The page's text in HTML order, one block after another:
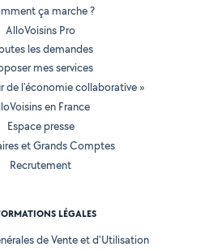
ça marche ?
AlloVoisins Pro
les demandes
mes services
de l'économie collaborative »
en France
Espace presse
et Grands Comptes
Recrutement
LÉGALES
de Vente et d'Utilisation